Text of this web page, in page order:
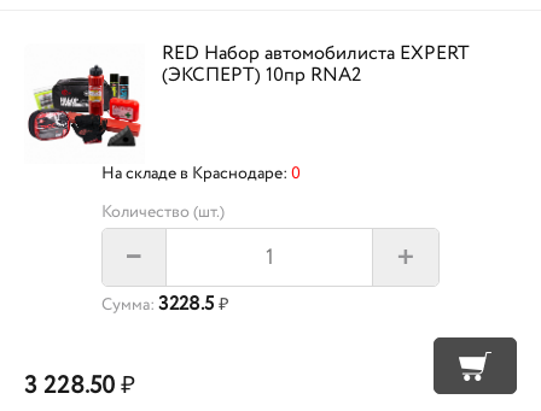
RED Набор автомобилиста EXPERT
(ЭКСПЕРТ) 10пр RNA2
На складе в Краснодаре: 0
Количество (шт.)
– +
Сумма: 3228.5 ₽
3 228.50₽